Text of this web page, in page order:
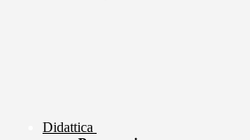
Didattica